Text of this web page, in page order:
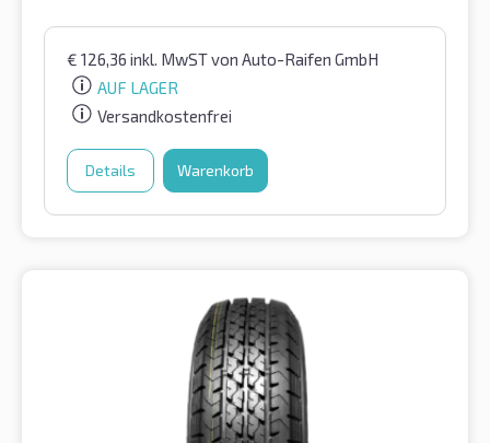
€ 126,36 inkl. MwSTvon Auto-Raifen GmbH
AUF LAGER
Versandkostenfrei
Details Warenkorb